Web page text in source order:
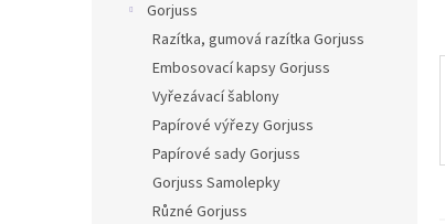
Gorjuss
Razítka, gumová razítka Gorjuss
Embosovací kapsy Gorjuss
Vyřezávací šablony
Papírové výřezy Gorjuss
Papírové sady Gorjuss
Gorjuss Samolepky
Různé Gorjuss